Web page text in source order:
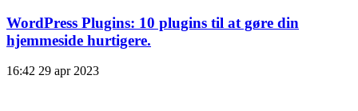
WordPress Plugins: 10 plugins til at gøre din
hjemmeside hurtigere.
16:42 29 apr 2023